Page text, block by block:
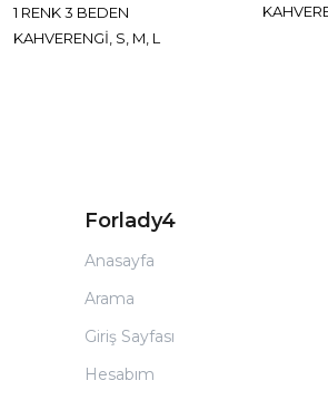
1 RENK 3 BEDEN
KAHVERENGİ, S, M, L
Forlady4
Anasayfa
Arama
Giriş Sayfası
Hesabım